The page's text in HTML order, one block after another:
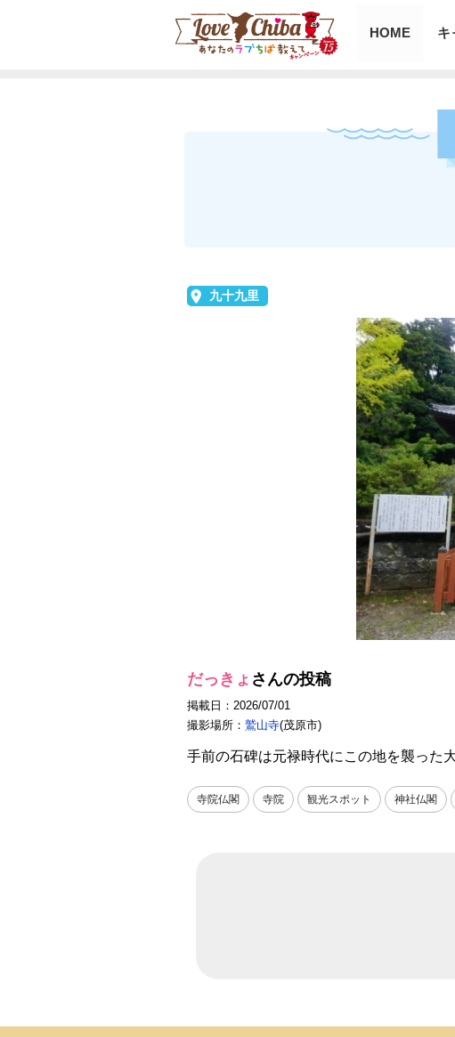
HOME キ
九十九里
だっきょ さんの投稿
掲載日：2026/07/01
撮影場所： 鷲山寺(茂原市)
手前の石碑は元禄時代にこの地を襲った
寺院仏閣 寺院 観光スポット 神社仏閣